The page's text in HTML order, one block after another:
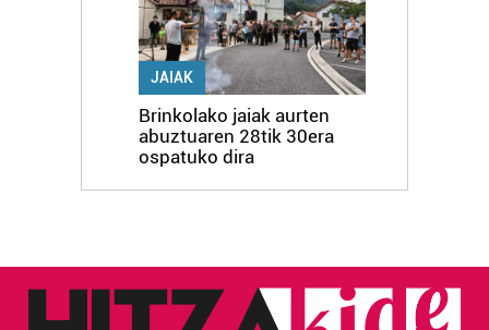
JAIAK
Brinkolako jaiak aurten
abuztuaren 28tik 30era
ospatuko dira